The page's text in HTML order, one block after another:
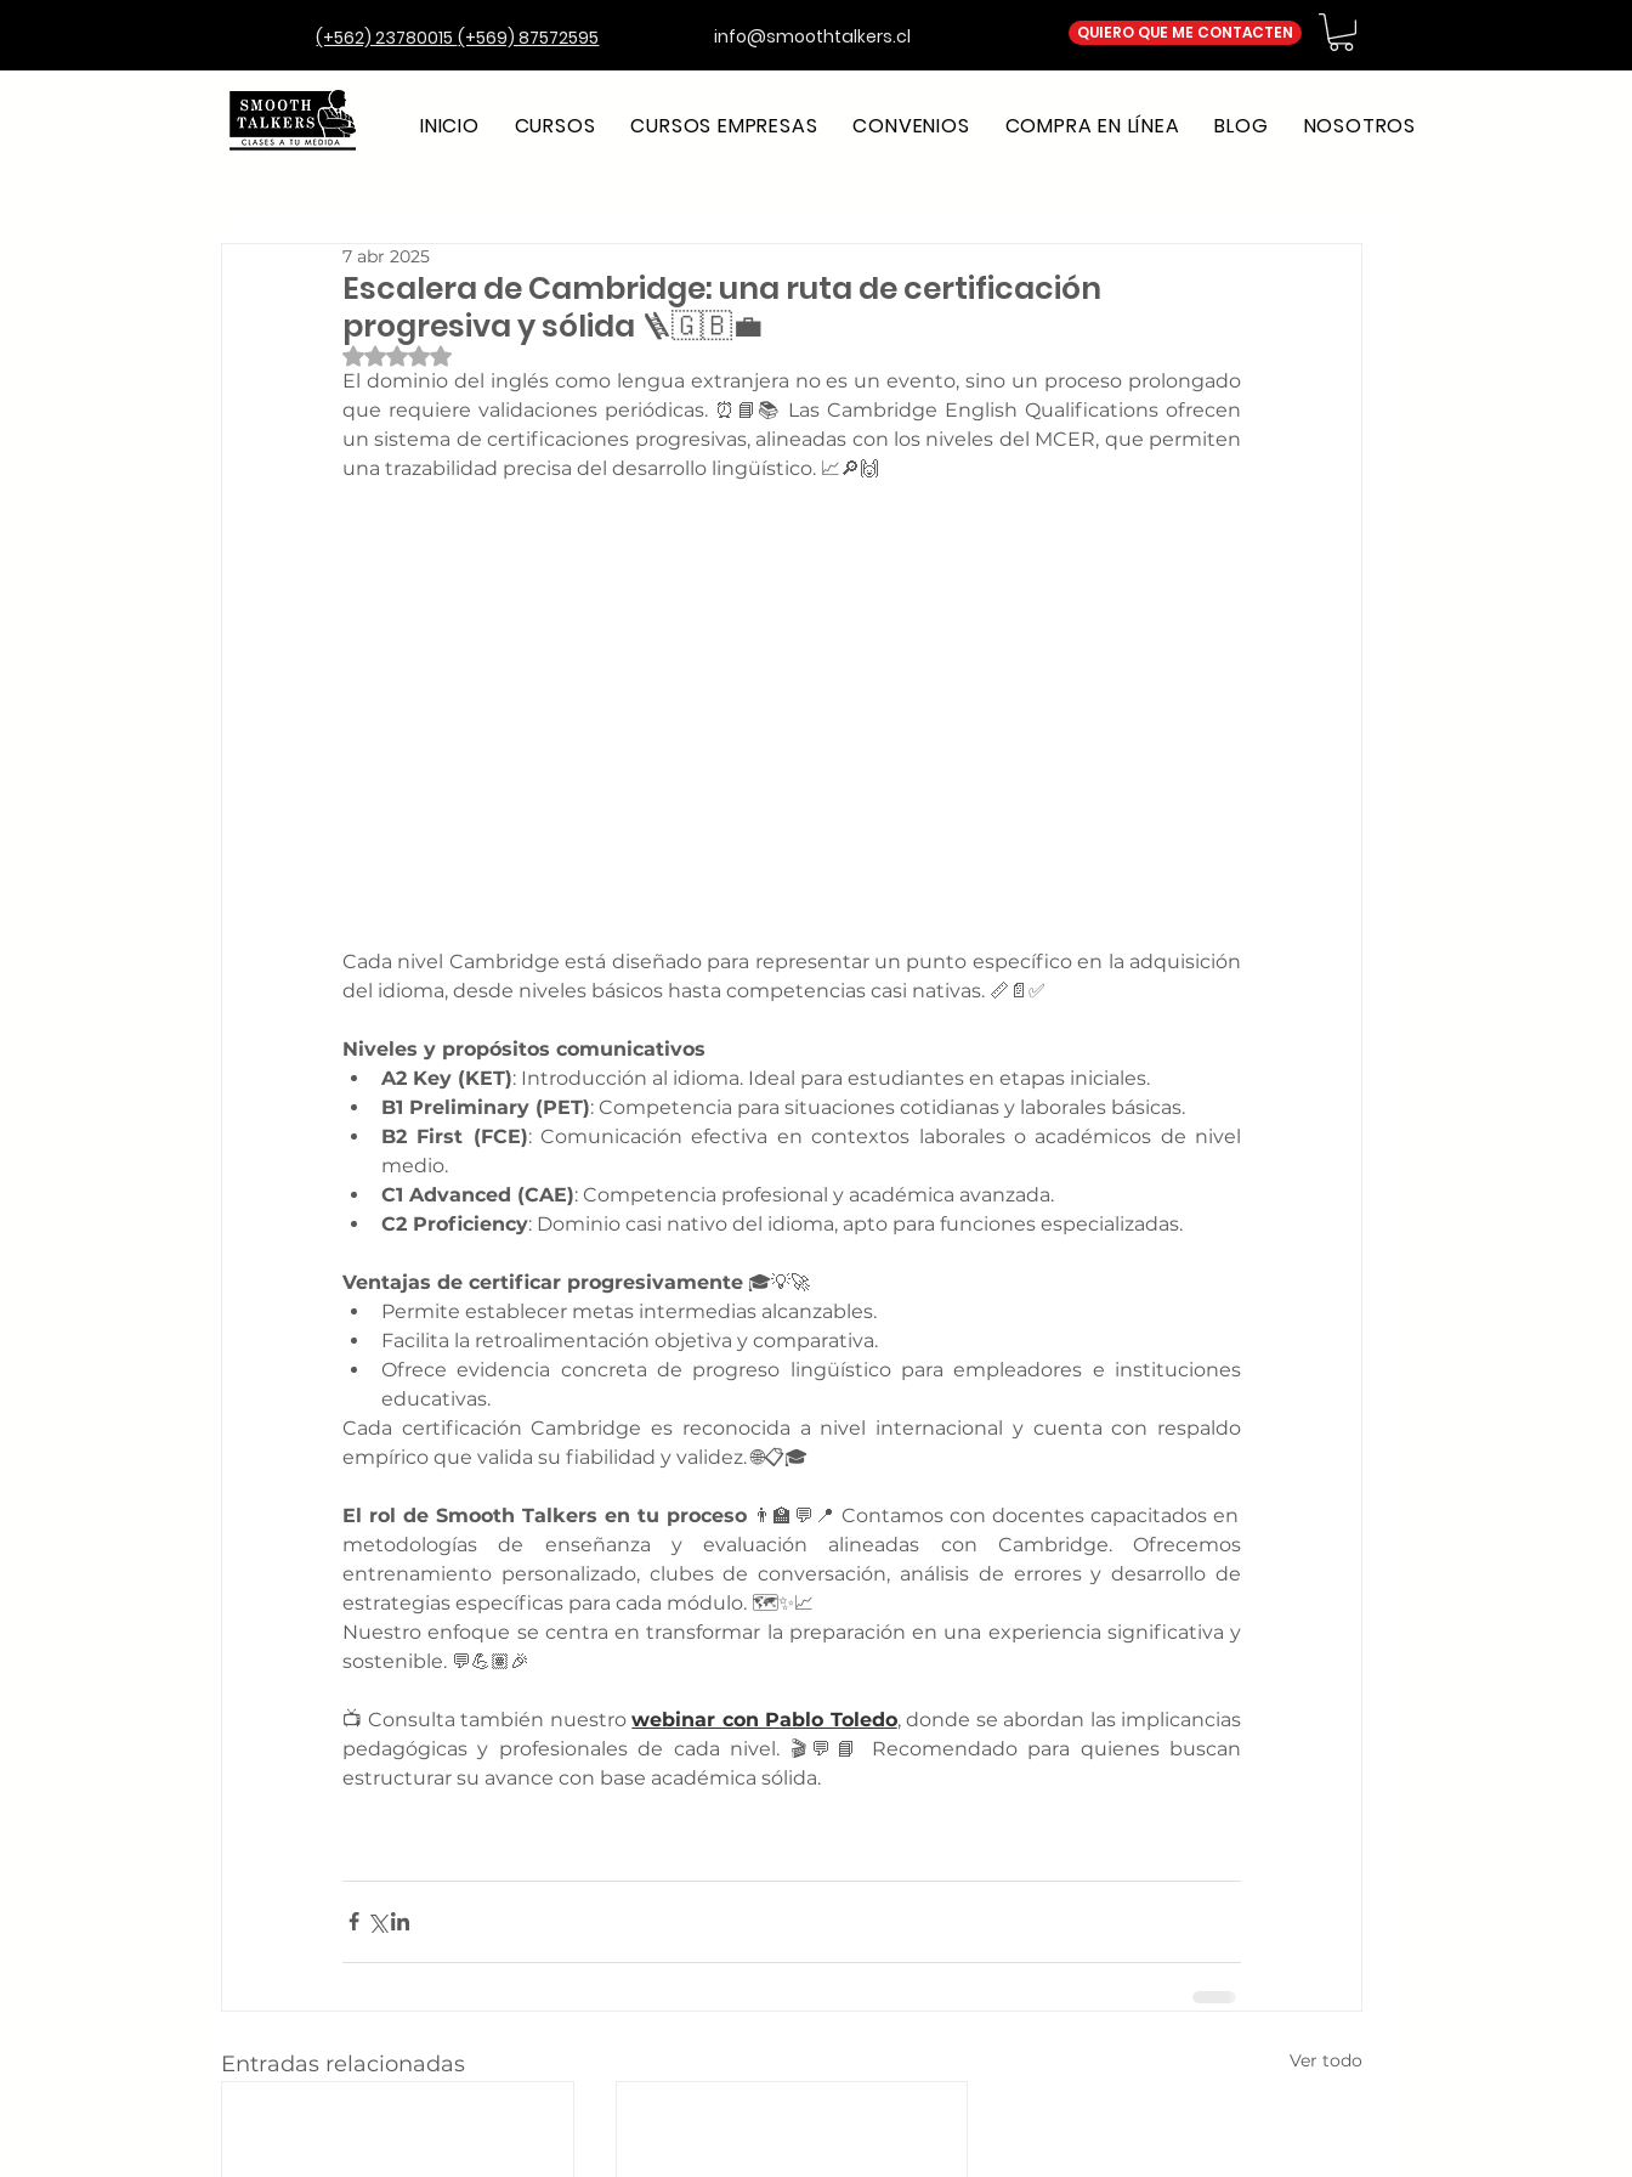
(+562) 23780015 (+569) 87572595 info@smoothtalkers.cl QUIERO QUE ME CONTACTEN
INICIO CURSOS CURSOS EMPRESAS CONVENIOS COMPRA EN LÍNEA BLOG NOSOTROS
Escalera de Cambridge: una ruta de certificación
progresiva y sólida 🪜🇬🇧💼
7 abr 2025
Obtuvo NaN de 5 estrellas.
El dominio del inglés como lengua extranjera no es un evento, sino un proceso prolongado
que requiere validaciones periódicas. ⏰📘📚 Las Cambridge English Qualifications ofrecen
un sistema de certificaciones progresivas, alineadas con los niveles del MCER, que permiten
una trazabilidad precisa del desarrollo lingüístico. 📈🔎🙌
Cada nivel Cambridge está diseñado para representar un punto específico en la adquisición
del idioma, desde niveles básicos hasta competencias casi nativas. 📏📄✅
Niveles y propósitos comunicativos
A2 Key (KET): Introducción al idioma. Ideal para estudiantes en etapas iniciales.
B1 Preliminary (PET): Competencia para situaciones cotidianas y laborales básicas.
B2 First (FCE): Comunicación efectiva en contextos laborales o académicos de nivel
medio.
C1 Advanced (CAE): Competencia profesional y académica avanzada.
C2 Proficiency: Dominio casi nativo del idioma, apto para funciones especializadas.
Ventajas de certificar progresivamente 🎓💡🚀
Permite establecer metas intermedias alcanzables.
Facilita la retroalimentación objetiva y comparativa.
Ofrece evidencia concreta de progreso lingüístico para empleadores e instituciones
educativas.
Cada certificación Cambridge es reconocida a nivel internacional y cuenta con respaldo
empírico que valida su fiabilidad y validez. 🌐📋🎓
El rol de Smooth Talkers en tu proceso 👨‍🏫💬📍 Contamos con docentes capacitados en
metodologías de enseñanza y evaluación alineadas con Cambridge. Ofrecemos
entrenamiento personalizado, clubes de conversación, análisis de errores y desarrollo de
estrategias específicas para cada módulo. 🗺️✨📈
Nuestro enfoque se centra en transformar la preparación en una experiencia significativa y
sostenible. 💬💪🏽🎉
📺 Consulta también nuestro webinar con Pablo Toledo, donde se abordan las implicancias
pedagógicas y profesionales de cada nivel. 🎬💬📘 Recomendado para quienes buscan
estructurar su avance con base académica sólida.
Entradas relacionadas Ver todo